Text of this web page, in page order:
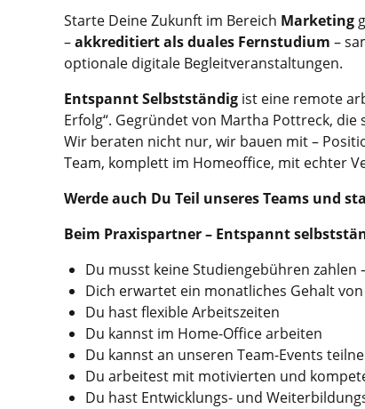
Starte Deine Zukunft im Bereich Marketing
–akkreditiert als duales Fernstudium –
optionale digitale Begleitveranstaltungen.
Entspannt Selbstständig ist eine remote
Erfolg“. Gegründet von Martha Pottreck,
Wir beraten nicht nur, wir bauen mit –
Team, komplett im Homeoffice, mit echter
Werdeauch Du Teil unseres Teams und
Beim Praxispartner – Entspannt
Du musst keine Studiengebühren zahlen
Dich erwartet ein monatliches Gehalt
Du hast flexible Arbeitszeiten
Du kannst im Home-Office arbeiten
Du kannst an unseren Team-Events
Du arbeitest mit motivierten und
Du hast Entwicklungs- und